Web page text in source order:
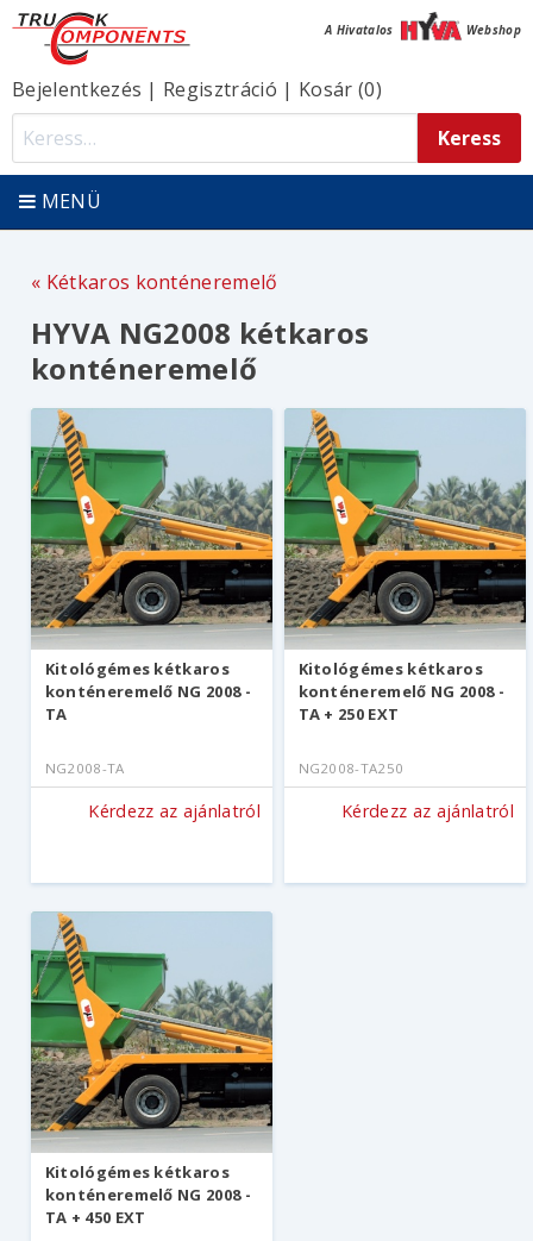
A Hivatalos Webshop
Bejelentkezés | Regisztráció | Kosár (0)
MENÜ
Kétkaros konténeremelő
HYVA NG2008 kétkaros
konténeremelő
Kitológémes kétkaros
konténeremelő NG 2008 -
TA
NG2008-TA
Kérdezz az ajánlatról
Kitológémes kétkaros
konténeremelő NG 2008 -
TA + 250 EXT
NG2008-TA250
Kérdezz az ajánlatról
Kitológémes kétkaros
konténeremelő NG 2008 -
TA + 450 EXT